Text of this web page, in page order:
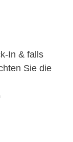
In & falls
Sie die